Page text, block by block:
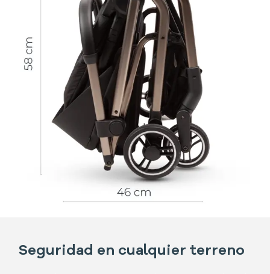
Seguridad en cualquier terreno